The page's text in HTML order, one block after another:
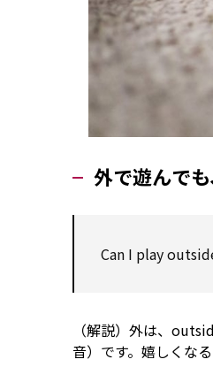
外で遊んで
Can I play
（解説）外は、
音）です。嬉しくな